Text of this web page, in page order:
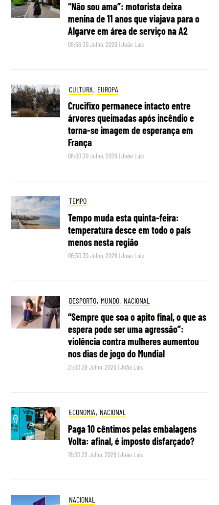
“Não sou ama”: motorista deixa
menina de 11 anos que viajava para o
Algarve em área de serviço na A2
09:56 30 Julho, 2026 |João Luís
CULTURA, EUROPA
Crucifixo permanece intacto entre
árvores queimadas após incêndio e
torna-se imagem de esperança em
França
08:00 30 Julho, 2026 |João Luís
TEMPO
Tempo muda esta quinta-feira:
temperatura desce em todo o país
menos nesta região
06:30 30 Julho, 2026 |João Luís
DESPORTO, MUNDO, NACIONAL
“Sempre que soa o apito final, o que as
espera pode ser uma agressão”:
violência contra mulheres aumentou
nos dias de jogo do Mundial
21:00 29 Julho, 2026 |João Luís
ECONOMIA, NACIONAL
Paga 10 cêntimos pelas embalagens
Volta: afinal, é imposto disfarçado?
18:00 29 Julho, 2026 |João Luís
NACIONAL